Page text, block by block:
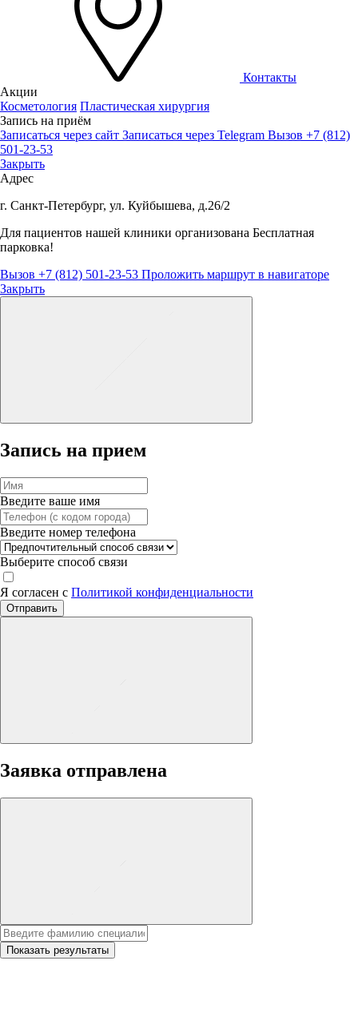
Контакты
Акции
Косметология Пластическая хирургия
Запись на приём
Записаться через сайт Записаться через Telegram Вызов +7 (812)
501-23-53
Закрыть
Адрес
г. Санкт-Петербург, ул. Куйбышева, д.26/2
Для пациентов нашей клиники организована Бесплатная
парковка!
Вызов +7 (812) 501-23-53 Проложить маршрут в навигаторе
Закрыть
Запись на прием
Введите ваше имя
Введите номер телефона
Выберите способ связи
Я согласен с Политикой конфиденциальности
Отправить
Заявка отправлена
Показать результаты